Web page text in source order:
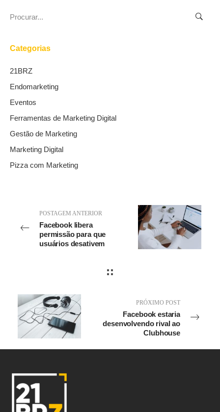
for:
Categorias
21BRZ
Endomarketing
Eventos
Ferramentas de Marketing Digital
Gestão de Marketing
Marketing Digital
Pizza com Marketing
POSTAGEM ANTERIOR
Facebook libera
permissão para que
usuários desativem
PRÓXIMO POST
Facebook estaria
desenvolvendo rival ao
Clubhouse